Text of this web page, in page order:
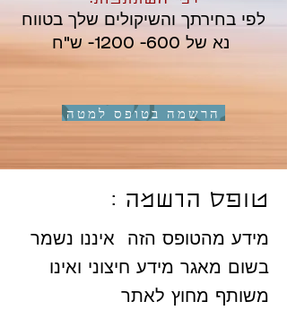
לפי בחירתך והשיקולים שלך בטווח
נא של 600- 1200
הרשמה בטופס למטה
טופס הרשמה :
מידע מהטופס הזה איננו נשמר
בשום מאגר מידע חיצוני ואינו
משותף מחוץ לאתר